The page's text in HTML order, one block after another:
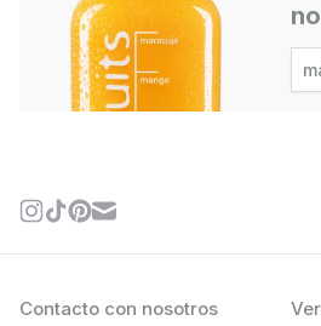
Contacto con nosotros